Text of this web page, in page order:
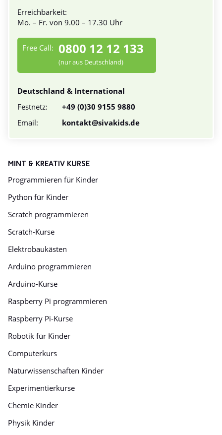
Erreichbarkeit:
Mo. – Fr. von 9.00 – 17.30 Uhr
Free Call: 0800 12 12 133
(nur aus Deutschland)
Deutschland & International
Festnetz:
+49 (0)30 9155 9880
Email:
kontakt@sivakids.de
MINT & KREATIV KURSE
Programmieren für Kinder
Python für Kinder
Scratch programmieren
Scratch-Kurse
Elektrobaukästen
Arduino programmieren
Arduino-Kurse
Raspberry Pi programmieren
Raspberry Pi-Kurse
Robotik für Kinder
Computerkurs
Naturwissenschaften Kinder
Experimentierkurse
Chemie Kinder
Physik Kinder